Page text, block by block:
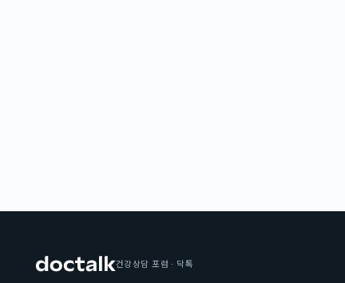
건강상담 포럼 · 닥톡